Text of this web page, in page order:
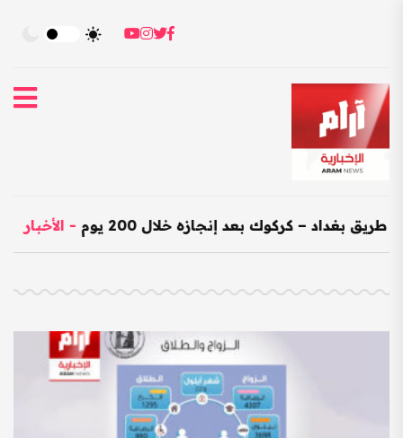
- – كركوك بعد إنجازه خلال 200 يوم -الأخبار